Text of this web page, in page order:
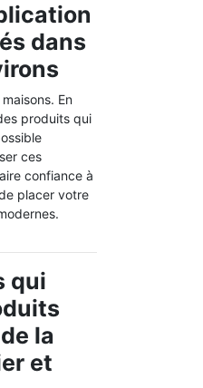
dans
En
produits qui
ces
confiance à
placer votre
qui
la
et